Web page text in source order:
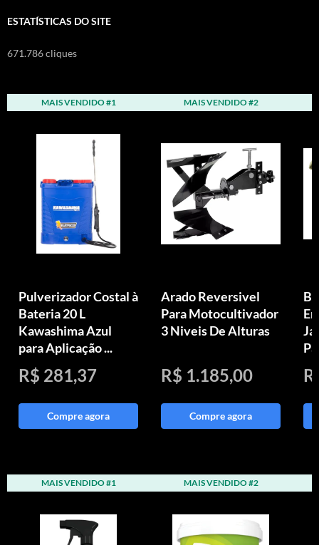
ESTATÍSTICAS DO SITE
671.786 cliques
MAIS VENDIDO #1
Pulverizador Costal à
Bateria 20 L
Kawashima Azul
para Aplicação ...
R$ 281,37
Compre agora
MAIS VENDIDO #2
Arado Reversivel
Para Motocultivador
3 Niveis De Alturas
R$ 1.185,00
Compre agora
MAIS VENDIDO #1 MAIS VENDIDO #2